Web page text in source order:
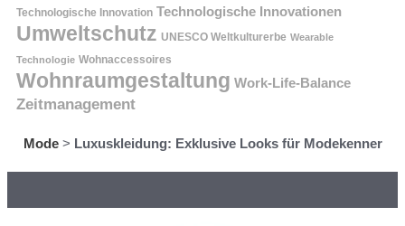
Technologische Innovation Technologische Innovationen
Umweltschutz UNESCO Weltkulturerbe Wearable
Technologie Wohnaccessoires
Wohnraumgestaltung Work-Life-Balance
Zeitmanagement
Mode> Luxuskleidung: Exklusive Looks für Modekenner